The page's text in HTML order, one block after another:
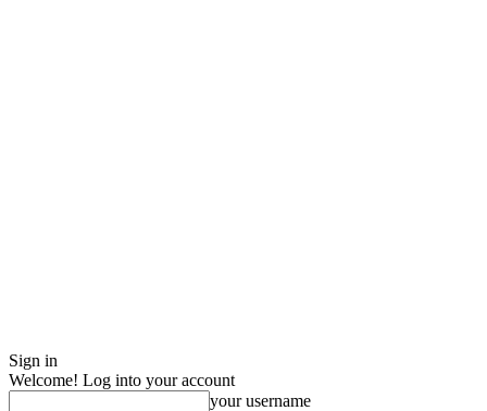
Sign in
Welcome! Log into your account
your username